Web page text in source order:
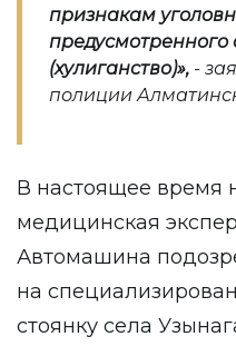
признакам
предусмотренного
(хулиганство)», -
полиции
В настоящее время
медицинская
Автомашина
на
стоянку села